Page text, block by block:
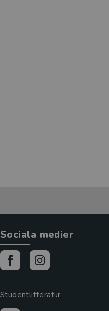
Sociala medier
Studentlitteratur